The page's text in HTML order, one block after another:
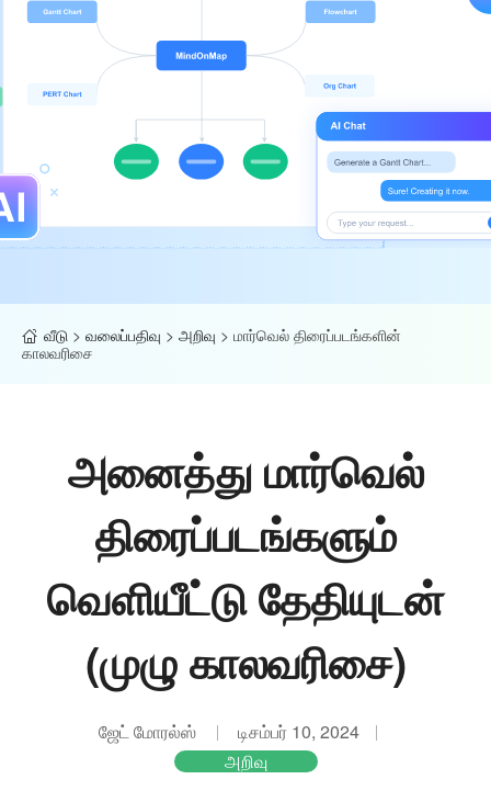
வீடு > வலைப்பதிவு > அறிவு > மார்வெல் திரைப்படங்களின்
காலவரிசை
அனைத்து மார்வெல்
திரைப்படங்களும்
வெளியீட்டு தேதியுடன்
(முழு காலவரிசை)
ஜேட் மோரல்ஸ்
டிசம்பர் 10, 2024
அறிவு